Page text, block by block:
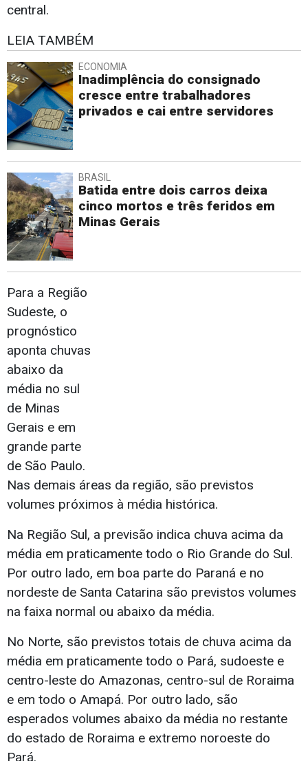
central.
LEIA TAMBÉM
ECONOMIA
Inadimplência do consignado
cresce entre trabalhadores
privados e cai entre servidores
BRASIL
Batida entre dois carros deixa
cinco mortos e três feridos em
Minas Gerais
Para a Região
Sudeste, o
prognóstico
aponta chuvas
abaixo da
média no sul
de Minas
Gerais e em
grande parte
de São Paulo.
Nas demais áreas da região, são previstos
volumes próximos à média histórica.
Na Região Sul, a previsão indica chuva acima da
média em praticamente todo o Rio Grande do Sul.
Por outro lado, em boa parte do Paraná e no
nordeste de Santa Catarina são previstos volumes
na faixa normal ou abaixo da média.
No Norte, são previstos totais de chuva acima da
média em praticamente todo o Pará, sudoeste e
centro-leste do Amazonas, centro-sul de Roraima
e em todo o Amapá. Por outro lado, são
esperados volumes abaixo da média no restante
do estado de Roraima e extremo noroeste do
Pará.